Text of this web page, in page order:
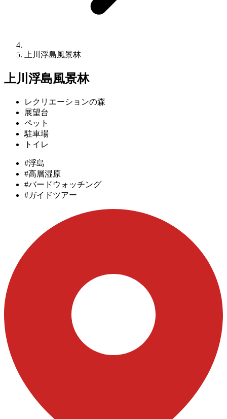
上川浮島風景林
上川浮島風景林
レクリエーションの森
展望台
ペット
駐車場
トイレ
#浮島
#高層湿原
#バードウォッチング
#ガイドツアー